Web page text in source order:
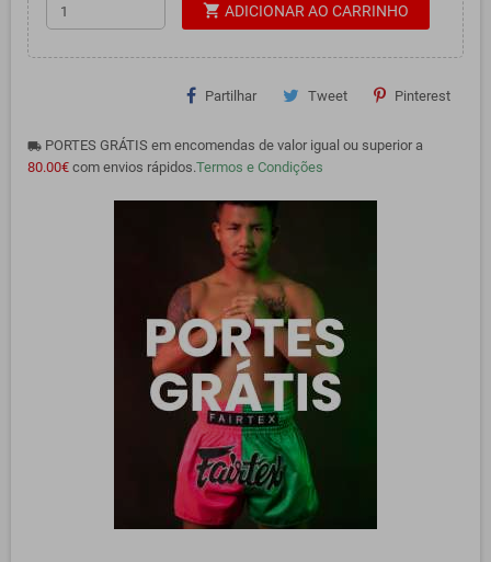
shopping_cart ADICIONAR AO CARRINHO
Partilhar Tweet Pinterest
local_shipping PORTES GRÁTIS em encomendas de valor igual ou superior a
80.00€ com envios rápidos.Termos e Condições